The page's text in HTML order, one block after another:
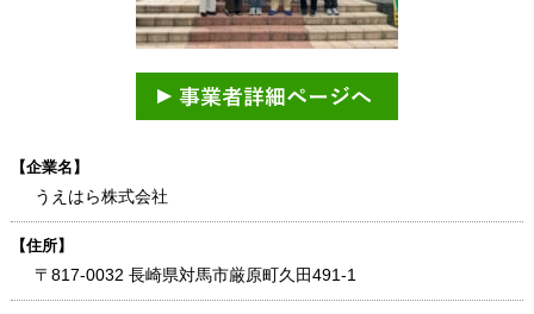
【企業名】
うえはら株式会社
【住所】
〒817-0032 長崎県対馬市厳原町久田491-1